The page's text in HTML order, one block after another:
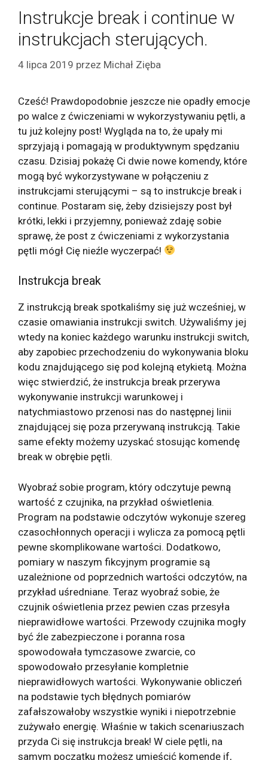
Instrukcje break i continue w
instrukcjach sterujących.
4 lipca 2019 przez Michał Zięba
Cześć! Prawdopodobnie jeszcze nie opadły emocje
po walce z ćwiczeniami w wykorzystywaniu pętli, a
tu już kolejny post! Wygląda na to, że upały mi
sprzyjają i pomagają w produktywnym spędzaniu
czasu. Dzisiaj pokażę Ci dwie nowe komendy, które
mogą być wykorzystywane w połączeniu z
instrukcjami sterującymi – są to instrukcje break i
continue. Postaram się, żeby dzisiejszy post był
krótki, lekki i przyjemny, ponieważ zdaję sobie
sprawę, że post z ćwiczeniami z wykorzystania
pętli mógł Cię nieźle wyczerpać!
Instrukcja break
Z instrukcją break spotkaliśmy się już wcześniej, w
czasie omawiania instrukcji switch. Używaliśmy jej
wtedy na koniec każdego warunku instrukcji switch,
aby zapobiec przechodzeniu do wykonywania bloku
kodu znajdującego się pod kolejną etykietą. Można
więc stwierdzić, że instrukcja break przerywa
wykonywanie instrukcji warunkowej i
natychmiastowo przenosi nas do następnej linii
znajdującej się poza przerywaną instrukcją. Takie
same efekty możemy uzyskać stosując komendę
break w obrębie pętli.
Wyobraź sobie program, który odczytuje pewną
wartość z czujnika, na przykład oświetlenia.
Program na podstawie odczytów wykonuje szereg
czasochłonnych operacji i wylicza za pomocą pętli
pewne skomplikowane wartości. Dodatkowo,
pomiary w naszym fikcyjnym programie są
uzależnione od poprzednich wartości odczytów, na
przykład uśredniane. Teraz wyobraź sobie, że
czujnik oświetlenia przez pewien czas przesyła
nieprawidłowe wartości. Przewody czujnika mogły
być źle zabezpieczone i poranna rosa
spowodowała tymczasowe zwarcie, co
spowodowało przesyłanie kompletnie
nieprawidłowych wartości. Wykonywanie obliczeń
na podstawie tych błędnych pomiarów
zafałszowałoby wszystkie wyniki i niepotrzebnie
zużywało energię. Właśnie w takich scenariuszach
przyda Ci się instrukcja break! W ciele pętli, na
samym początku możesz umieścić komendę if,